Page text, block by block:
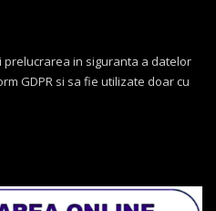
prelucrarea in siguranta a datelor
GDPR si sa fie utilizate doar cu